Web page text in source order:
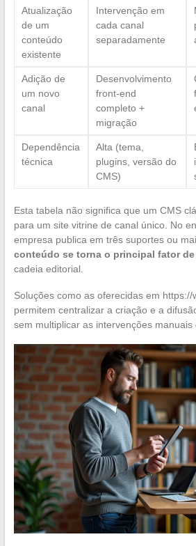
Atualização
de um
conteúdo
existente
Intervenção em
cada canal
separadamente
Adição de
um novo
canal
Desenvolvimento
front-end
completo +
migração
Dependência
técnica
Alta (tema,
plugins, versão do
CMS)
Esta tabela não significa que um CMS
para um site vitrine de canal único. No
empresa publica em três suportes ou
conteúdo se torna o principal fator de
cadeia editorial.
Soluções como as oferecidas em https://
permitem centralizar a criação e a
sem multiplicar as intervenções manuais